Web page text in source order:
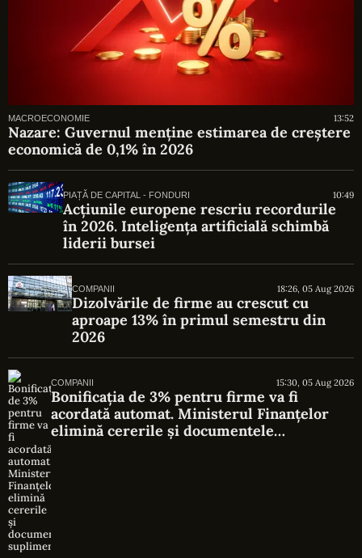
MACROECONOMIE 13:52
Nazare: Guvernul menține estimarea de creștere
economică de 0,1% în 2026
PIAȚĂ DE CAPITAL - FONDURI 10:49
Acțiunile europene rescriu recordurile
în 2026. Inteligența artificială schimbă
liderii bursei
COMPANII 18:26, 05 Aug 2026
Dizolvările de firme au crescut cu
aproape 13% în primul semestru din
2026
COMPANII 15:30, 05 Aug 2026
Bonificația de 3% pentru firme va fi
acordată automat. Ministerul Finanțelor
elimină cererile și documentele